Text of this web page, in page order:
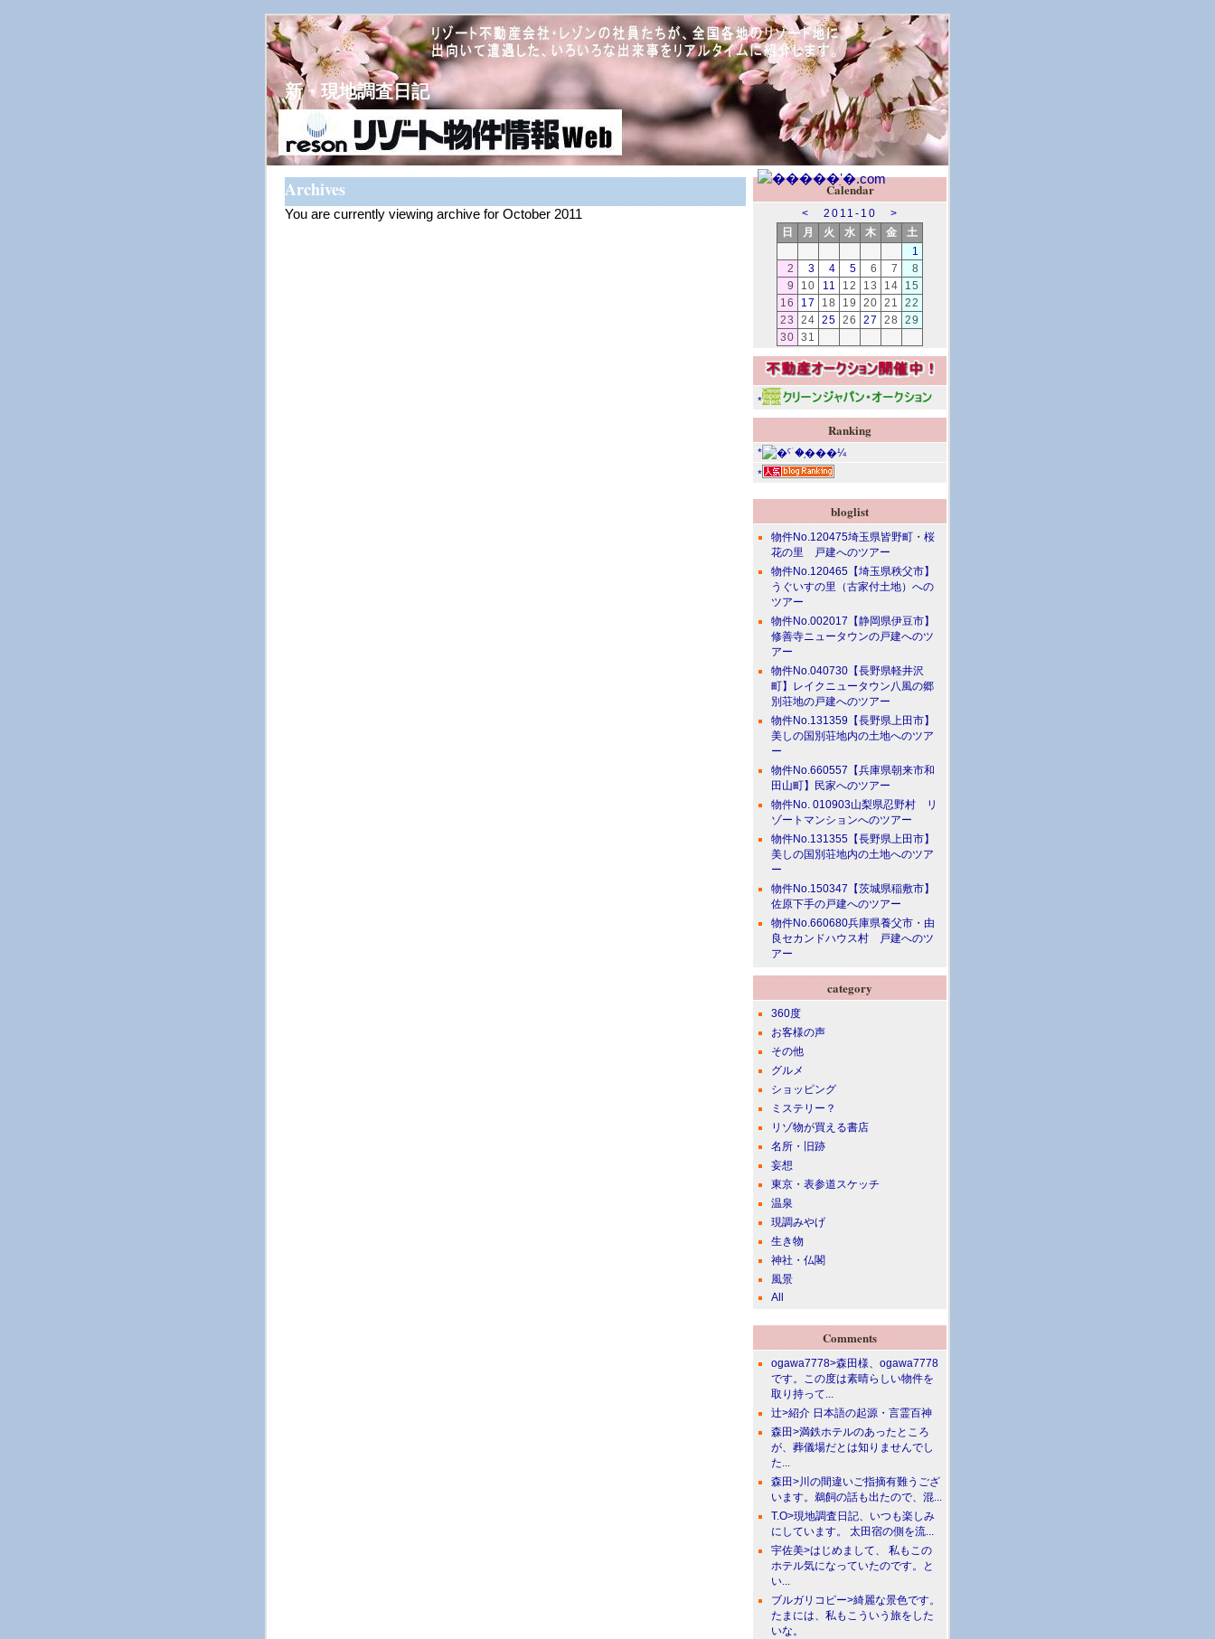
新・現地調査日記
Archives
You are currently viewing archive for October 2011
Calendar
< 2011-10
>
日
月 火 水 木 金
土
1
2
3 4 5 6 7
8
9
10 11 12 13 14
15
16
17 18 19 20 21
22
23
24 25 26 27 28
29
30 31
*
Ranking
*
*
bloglist
物件No.120475埼玉県皆野町・桜
花の里 戸建へのツアー
物件No.120465【埼玉県秩父市】
うぐいすの里（古家付土地）への
ツアー
物件No.002017【静岡県伊豆市】
修善寺ニュータウンの戸建へのツ
アー
物件No.040730【長野県軽井沢
町】レイクニュータウン八風の郷
別荘地の戸建へのツアー
物件No.131359【長野県上田市】
美しの国別荘地内の土地へのツア
ー
物件No.660557【兵庫県朝来市和
田山町】民家へのツアー
物件No. 010903山梨県忍野村 リ
ゾートマンションへのツアー
物件No.131355【長野県上田市】
美しの国別荘地内の土地へのツア
ー
物件No.150347【茨城県稲敷市】
佐原下手の戸建へのツアー
物件No.660680兵庫県養父市・由
良セカンドハウス村 戸建へのツ
アー
category
360度
お客様の声
その他
グルメ
ショッピング
ミステリー？
リゾ物が買える書店
名所・旧跡
妄想
東京・表参道スケッチ
温泉
現調みやげ
生き物
神社・仏閣
風景
All
Comments
ogawa7778>森田様、ogawa7778
です。この度は素晴らしい物件を
取り持って...
辻>紹介 日本語の起源・言霊百神
森田>満鉄ホテルのあったところ
が、葬儀場だとは知りませんでし
た...
森田>川の間違いご指摘有難うござ
います。鵜飼の話も出たので、混...
T.O>現地調査日記、いつも楽しみ
にしています。 太田宿の側を流...
宇佐美>はじめまして、 私もこの
ホテル気になっていたのです。と
い...
ブルガリコピー>綺麗な景色です。
たまには、私もこういう旅をした
いな。